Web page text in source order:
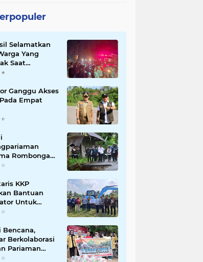
Selamatkan
Yang
Saat
Ganggu Akses
Empat
Rombongan
Aspirasi
KKP
Bantuan
Untuk
Usaha
Bencana,
Berkolaborasi
Pariaman
Power